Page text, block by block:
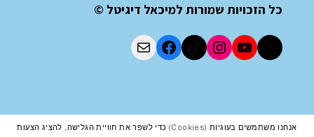
כל הזכויות שמורות למיכאל דיגיטל ©
אנחנו משתמשים בעוגיות (cookies) כדי לשפר את חוויית הגלישה, להציג הצעות